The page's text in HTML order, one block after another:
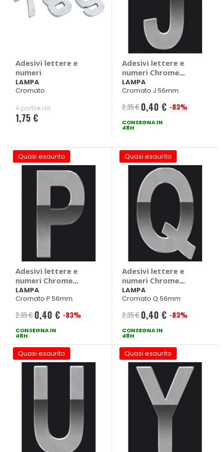
Adesivi lettere e
numeri
LAMPA
Cromato
A partire da
1,75 €
Adesivi lettere e
numeri Chrome
Logo - LAMPA
LAMPA
Cromato J 56mm
2,35 € Prezzo
speciale
0,40 € -83%
CONSEGNA IN
48H
Quasi esaurito
Adesivi lettere e
numeri Chrome
Logo - LAMPA
LAMPA
Cromato P 56mm
2,35 € Prezzo
speciale
0,40 € -83%
CONSEGNA IN
48H
Quasi esaurito
Adesivi lettere e
numeri Chrome
Logo - LAMPA
LAMPA
Cromato Q 56mm
2,35 € Prezzo
speciale
0,40 € -83%
CONSEGNA IN
48H
Quasi esaurito Quasi esaurito